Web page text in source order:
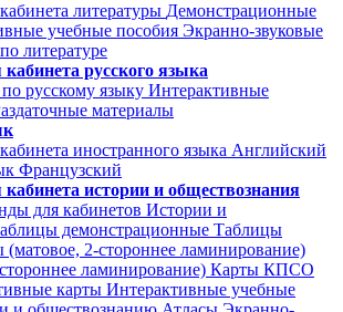
литературы Демонстрационные
учебные пособия Экранно-звуковые
литературе
русского языка
русскому языку Интерактивные
материалы
иностранного языка Английский
Французский
истории и обществознания
для кабинетов Истории и
демонстрационные Таблицы
(матовое, 2-стороннее ламинирование)
ламинирование) Карты КПСО
карты Интерактивные учебные